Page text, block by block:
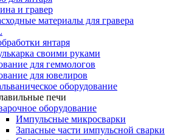
и гравер
материалы для гравера
янтаря
своими руками
для геммологов
для ювелиров
оборудование
печи
оборудование
Импульсные микросварки
Запасные части импульсной сварки